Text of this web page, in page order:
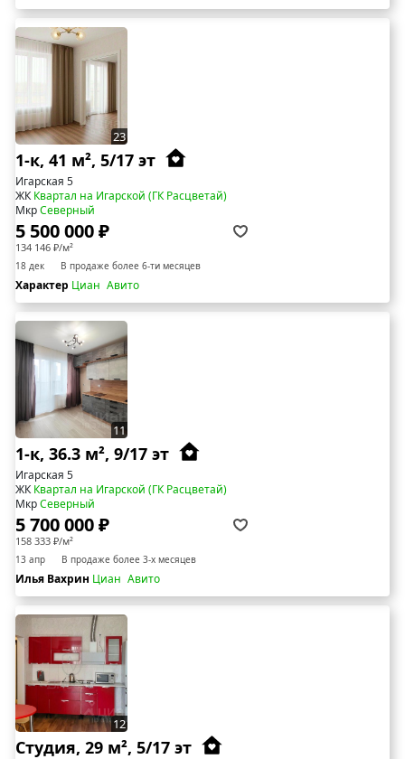
23
1-к, 41 м², 5/17 эт
Игарская 5
ЖККвартал на Игарской (ГК Расцветай)
МкрСеверный
5 500 000 ₽
134 146 ₽/м²
18 дек В продаже более 6-ти месяцев
Характер Циан Авито
11
1-к, 36.3 м², 9/17 эт
Игарская 5
ЖККвартал на Игарской (ГК Расцветай)
МкрСеверный
5 700 000 ₽
158 333 ₽/м²
13 апр В продаже более 3-х месяцев
Илья Вахрин Циан Авито
12
Студия, 29 м², 5/17 эт